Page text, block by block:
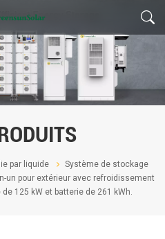
par liquide
Système de stockage
un pour extérieur avec refroidissement
125 kW et batterie de 261 kWh.